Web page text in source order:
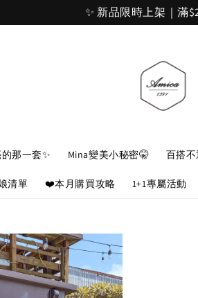
加入官網會員，立即
那一套✨ Mina變美小秘密🤫 百搭
清單 ❤️本月購買攻略 1+1專屬活動